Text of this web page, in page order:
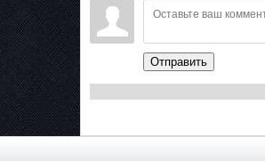
Отправить